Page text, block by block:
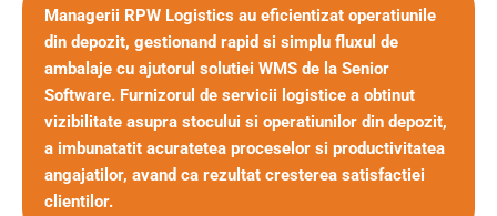
Managerii RPW Logistics au eficientizat operatiunile
din depozit, gestionand rapid si simplu fluxul de
ambalaje cu ajutorul solutiei WMS de la Senior
Software. Furnizorul de servicii logistice a obtinut
vizibilitate asupra stocului si operatiunilor din depozit,
a imbunatatit acuratetea proceselor si productivitatea
angajatilor, avand ca rezultat cresterea satisfactiei
clientilor.